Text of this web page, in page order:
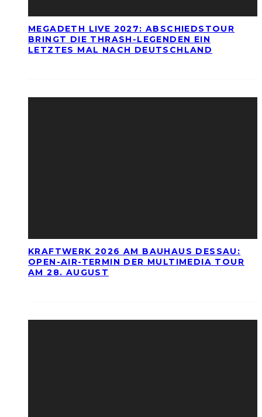
MEGADETH LIVE 2027: ABSCHIEDSTOUR
BRINGT DIE THRASH-LEGENDEN EIN
LETZTES MAL NACH DEUTSCHLAND
KRAFTWERK 2026 AM BAUHAUS DESSAU:
OPEN-AIR-TERMIN DER MULTIMEDIA TOUR
AM 28. AUGUST